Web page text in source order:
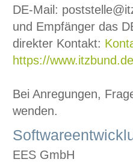
DE-Mail:
und Empfänger das
direkter Kontakt:
https://
Bei Anregungen,
wenden.
EES GmbH